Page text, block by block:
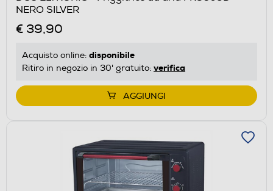
NERO SILVER
€ 39,90
Acquisto online: disponibile
Ritiro in negozio in 30' gratuito: verifica
AGGIUNGI